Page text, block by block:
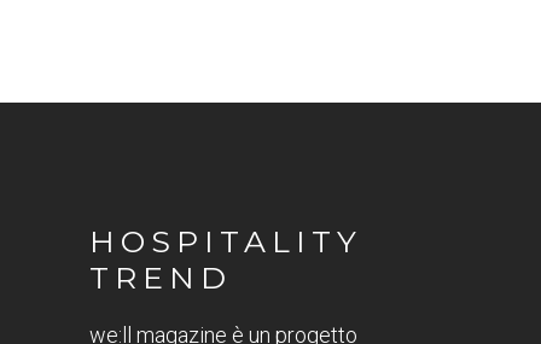
HOSPITALITY
TREND
we:ll magazine è un progetto